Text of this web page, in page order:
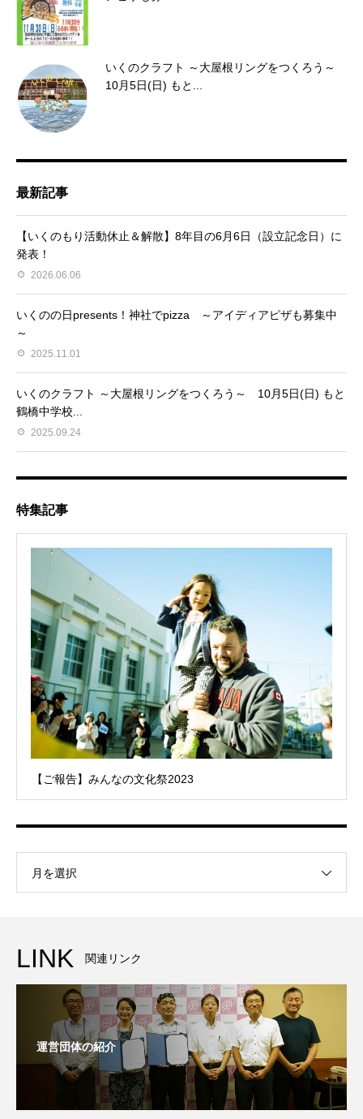
いくのクラフト ～大屋根リングをつくろう～
10月5日(日) もと...
最新記事
【いくのもり活動休止＆解散】8年目の6月6日（設立記念日）に
発表！
2026.06.06
いくのの日presents！神社でpizza ～アイディアピザも募集中
～
2025.11.01
いくのクラフト ～大屋根リングをつくろう～ 10月5日(日) もと
鶴橋中学校...
2025.09.24
特集記事
【ご報告】みんなの文化祭2023
月を選択
LINK 関連リンク
運営団体の紹介